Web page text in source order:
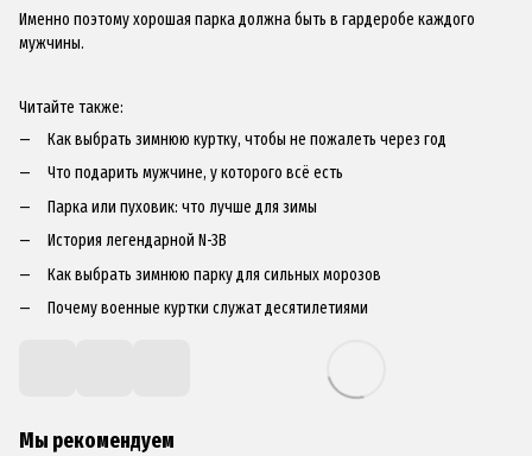
Именно поэтому хорошая парка должна быть в гардеробе каждого
мужчины.
Читайте также:
Как выбрать зимнюю куртку, чтобы не пожалеть через год
Что подарить мужчине, у которого всё есть
Парка или пуховик: что лучше для зимы
История легендарной N-3B
Как выбрать зимнюю парку для сильных морозов
Почему военные куртки служат десятилетиями
Мы рекомендуем